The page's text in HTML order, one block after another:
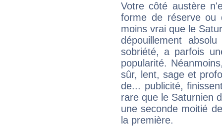
Votre côté austère
forme de réserve
moins vrai que le
dépouillement
sobriété, a parfois
popularité.
sûr, lent, sage et
de... publicité,
rare que le Saturnien
une seconde moitié
la première.